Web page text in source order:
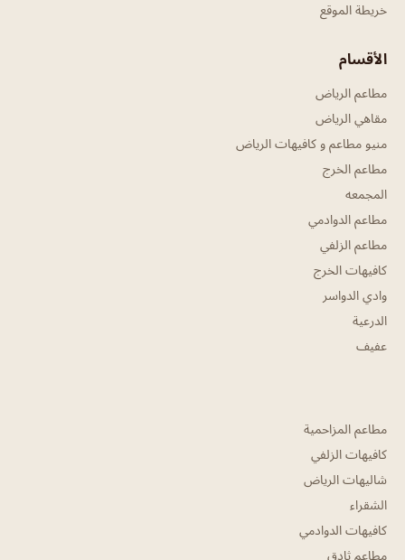
خريطة الموقع
الأقسام
مطاعم الرياض
مقاهي الرياض
منيو مطاعم و كافيهات الرياض
مطاعم الخرج
المجمعه
مطاعم الدوادمي
مطاعم الزلفي
كافيهات الخرج
وادي الدواسر
الدرعية
عفيف
مطاعم المزاحمية
كافيهات الزلفي
شاليهات الرياض
الشقراء
كافيهات الدوادمي
مطاعم ثادق